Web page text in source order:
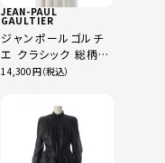
JEAN-PAUL
GAULTIER
ジャンポールゴルチ
エ クラシック 総柄
長袖シャツ トップス
14,300